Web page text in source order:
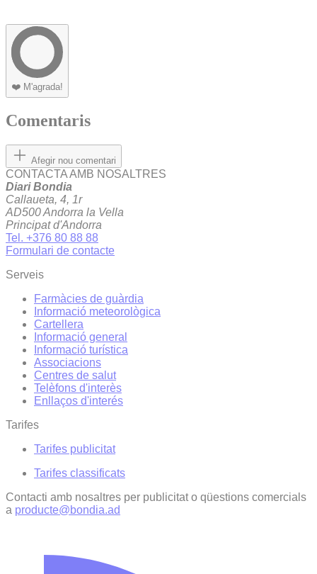
❤️ M'agrada!
Comentaris
Afegir nou comentari
CONTACTA AMB NOSALTRES
Diari Bondia
Callaueta, 4, 1r
AD500 Andorra la Vella
Principat d'Andorra
Tel. +376 80 88 88
Formulari de contacte
Serveis
Farmàcies de guàrdia
Informació meteorològica
Cartellera
Informació general
Informació turística
Associacions
Centres de salut
Telèfons d'interès
Enllaços d'interés
Tarifes
Tarifes publicitat
Tarifes classificats
Contacti amb nosaltres per publicitat o qüestions comercials
a producte@bondia.ad